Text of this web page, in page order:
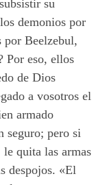
su
demonios por
por Beelzebul,
Por eso, ellos
de Dios
a vosotros el
armado
seguro; pero si
quita las armas
despojos. «El